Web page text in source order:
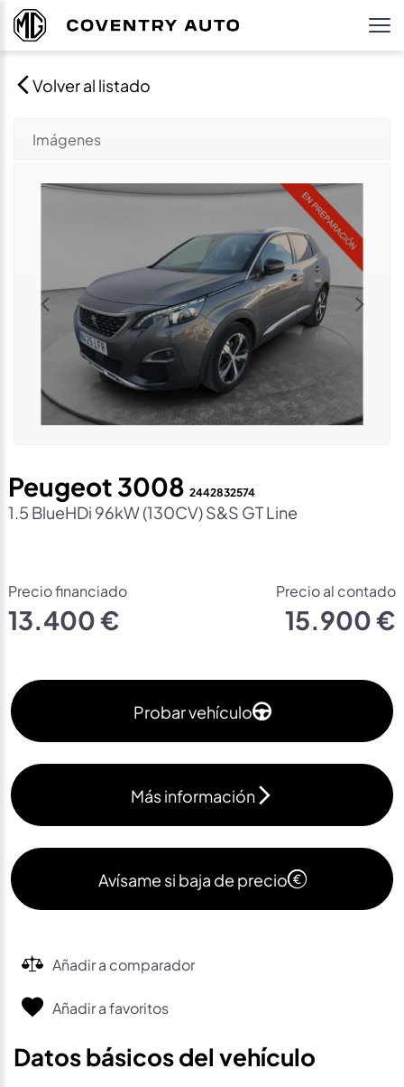
Volver al listado
Imágenes
Peugeot 3008 2442832574
1.5 BlueHDi 96kW (130CV) S&S GT Line
Precio financiado
13.400 €
Precio al contado
15.900 €
Probar vehículo
Más información
Avísame si baja de precio
Añadir a comparador
Añadir a favoritos
Datos básicos del vehículo